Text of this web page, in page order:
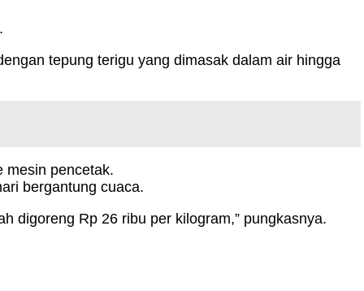
tepung terigu yang dimasak dalam air hingga
mesin pencetak.
bergantung cuaca.
digoreng Rp 26 ribu per kilogram,” pungkasnya.